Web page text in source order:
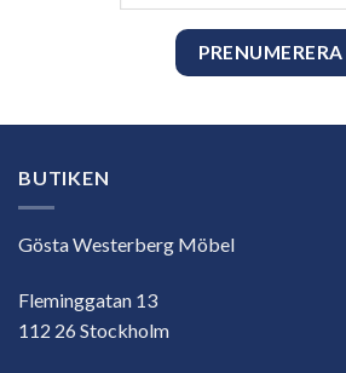
BUTIKEN
Gösta Westerberg Möbel
Fleminggatan 13
112 26 Stockholm